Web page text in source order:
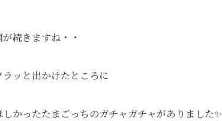
が続きますね・・
ラッと出かけたところに
しかったたまごっちのガチャガチャがありました✨